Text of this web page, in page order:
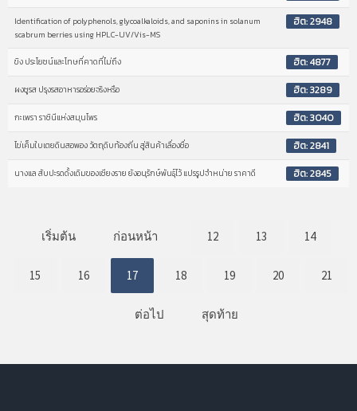
Identification of polyphenols, glycoalkaloids, and saponins in solanum
scabrum berries using HPLC-UV/Vis-MS
ฮิต: 2948
ขิง ประโยชน์และโทษที่คาดที่ไม่ถึง ฮิต: 4877
ผงชูรส ปรุงรสอาหารอร่อยจริงหรือ ฮิต: 3289
กะเพรา ราชินีแห่งสมุนไพร ฮิต: 3040
ไข่เค็มใบเตยดินสอพอง วัตถุดิบท้องถิ่น สู่สินค้าเลื่องชื่อ ฮิต: 2841
นางแล สับปะรดดั้งเดิมของเชียงราย ยังอนุรักษ์พันธุ์ไว้ แปรรูปจำหน่าย ราคาดี ฮิต: 2845
เริ่มต้น ก่อนหน้า 12 13 14
15 16 17 18 19 20 21
ต่อไป สุดท้าย